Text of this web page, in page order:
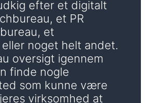
efter et digitalt
et PR
et
noget helt andet.
oversigt igennem
finde nogle
som kunne være
virksomhed at